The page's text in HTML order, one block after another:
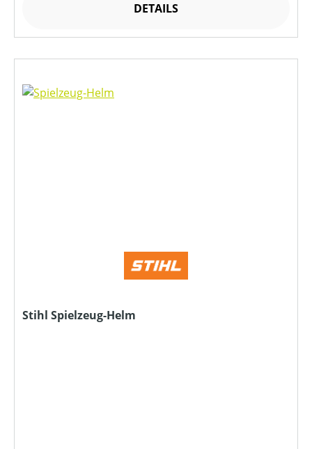
DETAILS
Stihl Spielzeug-Helm